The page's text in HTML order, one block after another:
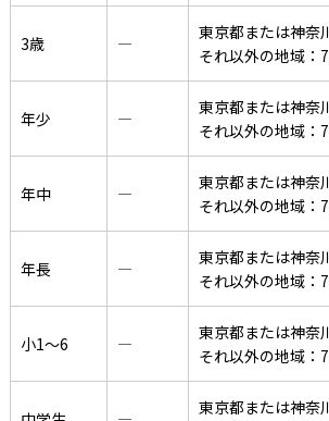
3歳 ―
東京都または神奈
それ以外の地域：
年少 ―
東京都または神奈
それ以外の地域：
年中 ―
東京都または神奈
それ以外の地域：
年長 ―
東京都または神奈
それ以外の地域：
小1〜6 ―
東京都または神奈
それ以外の地域：
東京都または神奈